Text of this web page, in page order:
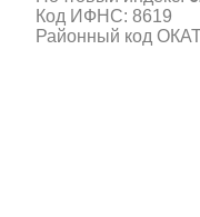
Код ИФНС: 8619
Районный код